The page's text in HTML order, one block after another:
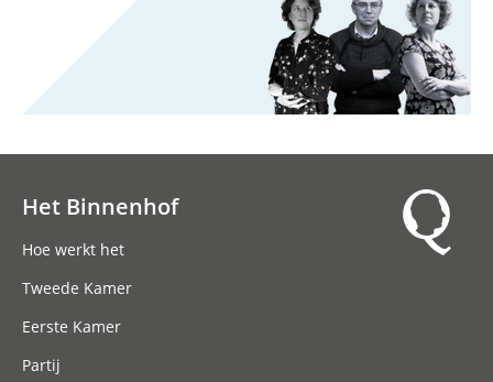
Het Binnenhof
Hoe werkt het
Tweede Kamer
Eerste Kamer
Partij